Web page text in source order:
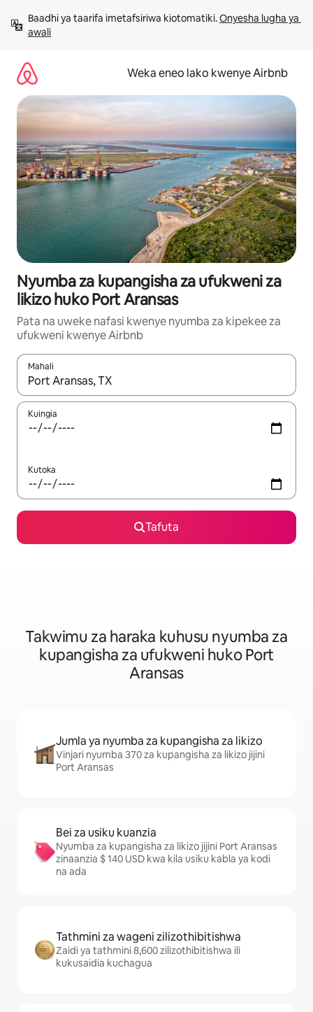
kwenda
kwenye
Baadhi ya taarifa imetafsiriwa kiotomatiki. Onyesha lugha ya
awali
Weka eneo lako kwenye Airbnb
Nyumba za kupangisha za ufukweni za
likizo huko Port Aransas
Pata na uweke nafasi kwenye nyumba za kipekee za
ufukweni kwenye Airbnb
Mahali
Wakati matokeo yanapatikana, vinjari kwa kutumia vitufe vya
Kuingia
Kutoka
Tafuta
Takwimu za haraka kuhusu nyumba za
kupangisha za ufukweni huko Port
Aransas
Jumla ya nyumba za kupangisha za likizo
Vinjari nyumba 370 za kupangisha za likizo jijini
Port Aransas
Bei za usiku kuanzia
Nyumba za kupangisha za likizo jijini Port Aransas
zinaanzia $ 140 USD kwa kila usiku kabla ya kodi
na ada
Tathmini za wageni zilizothibitishwa
Zaidi ya tathmini 8,600 zilizothibitishwa ili
kukusaidia kuchagua